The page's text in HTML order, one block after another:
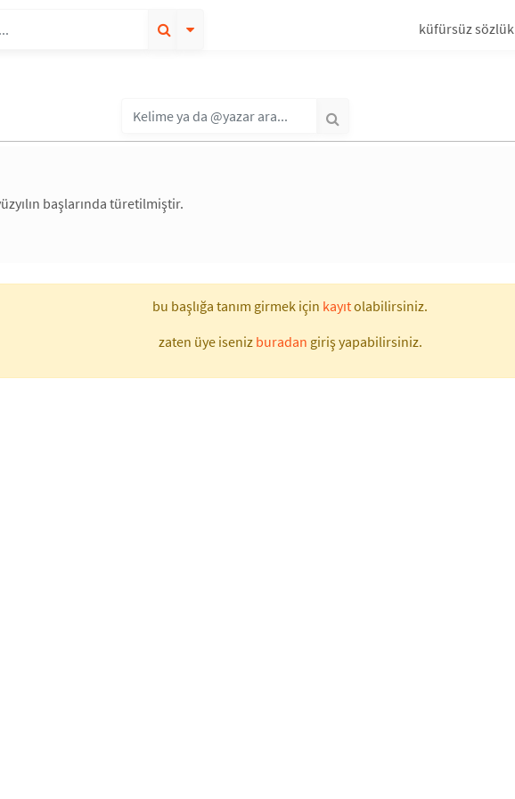
küfürsüz sözlük
başlarında türetilmiştir.
bu başlığa tanım girmek için kayıtolabilirsiniz.
zaten üye iseniz buradan giriş yapabilirsiniz.